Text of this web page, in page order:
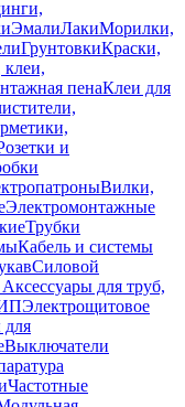
ЭмалиЛакиМорилки,
ГрунтовкиКраски,
пенаКлеи для
и
Вилки,
Электромонтажные
Трубки
Кабель и системы
Силовой
Аксессуары для труб,
Электрощитовое
для
Выключатели
Частотные